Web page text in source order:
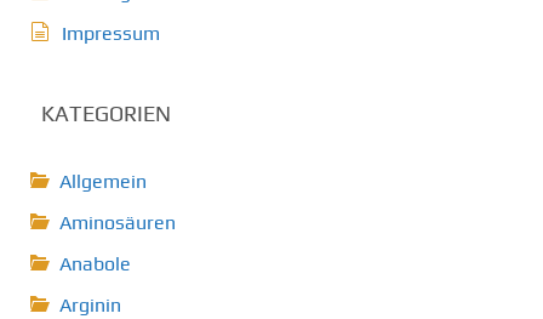
Impressum
KATEGORIEN
Allgemein
Aminosäuren
Anabole
Arginin